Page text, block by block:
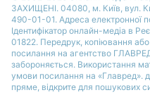
ЗАХИЩЕНІ. 04080, м. Київ, вул.
490-01-01. Адреса електронної
Ідентифікатор онлайн-медіа в
01822. Передрук, копіювання або
посилання на агентство
забороняється. Використання
умови посилання на «Главред».
пряме, відкрите для пошукових